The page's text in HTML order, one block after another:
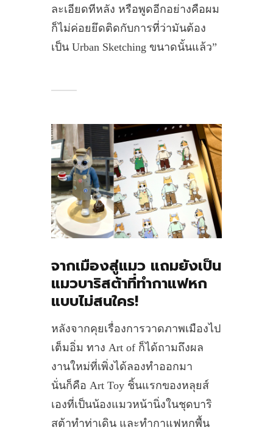
ละเอียดทีหลัง หรือพูดอีกอย่างคือผม
ก็ไม่ค่อยยึดติดกับการที่ว่ามันต้อง
เป็น Urban Sketching ขนาดนั้นแล้ว”
จากเมืองสู่แมว แถมยังเป็น
แมวบาริสต้าที่ทำกาแฟหก
แบบไม่สนใคร!
หลังจากคุยเรื่องการวาดภาพเมืองไป
เต็มอิ่ม ทาง Art of ก็ได้ถามถึงผล
งานใหม่ที่เพิ่งได้ลองทำออกมา
นั่นก็คือ Art Toy ชิ้นแรกของหลุยส์
เองที่เป็นน้องแมวหน้านิ่งในชุดบาริ
สต้าทำท่าเดิน และทำกาแฟหกพื้น